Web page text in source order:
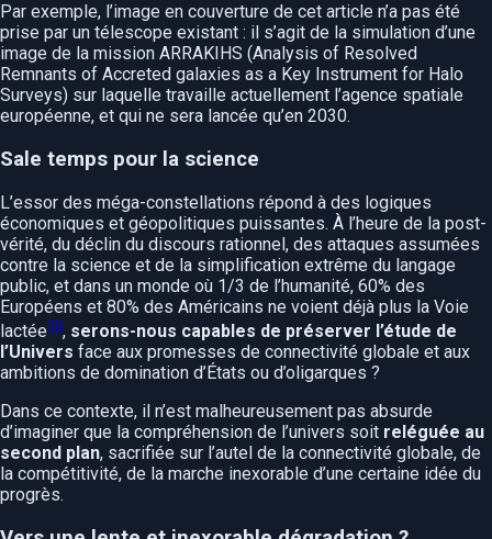
Par exemple, l’image en couverture de cet article n’a pas été
prise par un télescope existant : il s’agit de la simulation d’une
image de la mission ARRAKIHS (Analysis of Resolved
Remnants of Accreted galaxies as a Key Instrument for Halo
Surveys) sur laquelle travaille actuellement l’agence spatiale
européenne, et qui ne sera lancée qu’en 2030.
Sale temps pour la science
L’essor des méga-constellations répond à des logiques
économiques et géopolitiques puissantes. À l’heure de la post-
vérité, du déclin du discours rationnel, des attaques assumées
contre la science et de la simplification extrême du langage
public, et dans un monde où 1/3 de l’humanité, 60% des
Européens et 80% des Américains ne voient déjà plus la Voie
lactée10, serons-nous capables de préserver l’étude de
l’Univers face aux promesses de connectivité globale et aux
ambitions de domination d’États ou d’oligarques ?
Dans ce contexte, il n’est malheureusement pas absurde
d’imaginer que la compréhension de l’univers soit reléguée au
second plan, sacrifiée sur l’autel de la connectivité globale, de
la compétitivité, de la marche inexorable d’une certaine idée du
progrès.